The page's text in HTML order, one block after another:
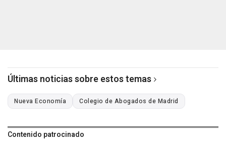
Últimas noticias sobre estos temas
Nueva Economía Colegio de Abogados de Madrid
Contenido patrocinado